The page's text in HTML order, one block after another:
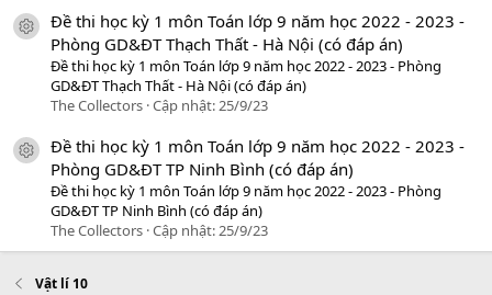
icon tài liệu
Đề thi học kỳ 1 môn Toán lớp 9 năm học 2022 - 2023 -
Phòng GD&ĐT Thạch Thất - Hà Nội (có đáp án)
Đề thi học kỳ 1 môn Toán lớp 9 năm học 2022 - 2023 - Phòng
GD&ĐT Thạch Thất - Hà Nội (có đáp án)
The Collectors Cập nhật:25/9/23
icon tài liệu
Đề thi học kỳ 1 môn Toán lớp 9 năm học 2022 - 2023 -
Phòng GD&ĐT TP Ninh Bình (có đáp án)
Đề thi học kỳ 1 môn Toán lớp 9 năm học 2022 - 2023 - Phòng
GD&ĐT TP Ninh Bình (có đáp án)
The Collectors Cập nhật: 25/9/23
Vật lí 10